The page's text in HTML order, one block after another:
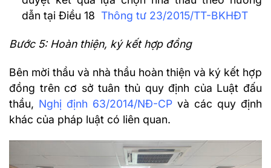
dẫn tại Điều 18 Thông tư 23/2015/TT-BKHĐT
Bước 5: Hoàn thiện, ký kết hợp đồng
Bên mời thầu và nhà thầu hoàn thiện và ký kết hợp
đồng trên cơ sở tuân thủ quy định của Luật đấu
thầu, Nghị định 63/2014/NĐ-CP và các quy định
khác của pháp luật có liên quan.